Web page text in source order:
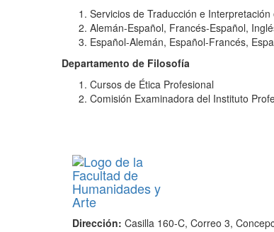
Servicios de Traducción e
Alemán-Español, Francés-Español,
Español-Alemán, Español-Francés,
Departamento de Filosofía
Cursos de Ética Profesional
Comisión Examinadora del Instituto
Dirección: Casilla 160-C, Correo 3,